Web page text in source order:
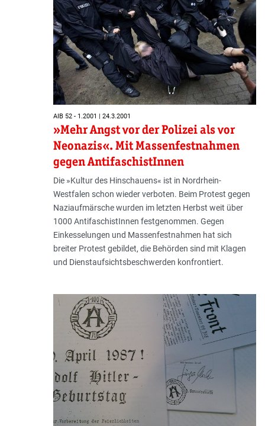
AIB 52 - 1.2001 | 24.3.2001
»Mehr Angst vor der Polizei als vor
Neonazis«. Mit Massenfestnahmen
gegen AntifaschistInnen
Die »Kultur des Hinschauens« ist in Nordrhein-
Westfalen schon wieder verboten. Beim Protest gegen
Naziaufmärsche wurden im letzten Herbst weit über
1000 AntifaschistInnen festgenommen. Gegen
Einkesselungen und Massenfestnahmen hat sich
breiter Protest gebildet, die Behörden sind mit Klagen
und Dienstaufsichtsbeschwerden konfrontiert.